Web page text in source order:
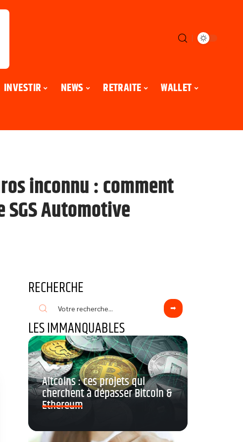
INVESTIR NEWS RETRAITE WALLET
inconnu : comment
Automotive
RECHERCHE
LES IMMANQUABLES
Altcoins : ces projets qui
cherchent à dépasser Bitcoin &
Ethereum